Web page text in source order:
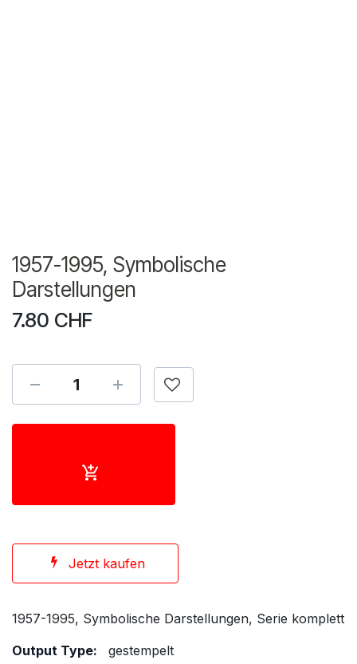
1957-1995, Symbolische
Darstellungen
7.80 CHF
Jetzt kaufen
1957-1995, Symbolische Darstellungen, Serie komplett
Output Type:
gestempelt